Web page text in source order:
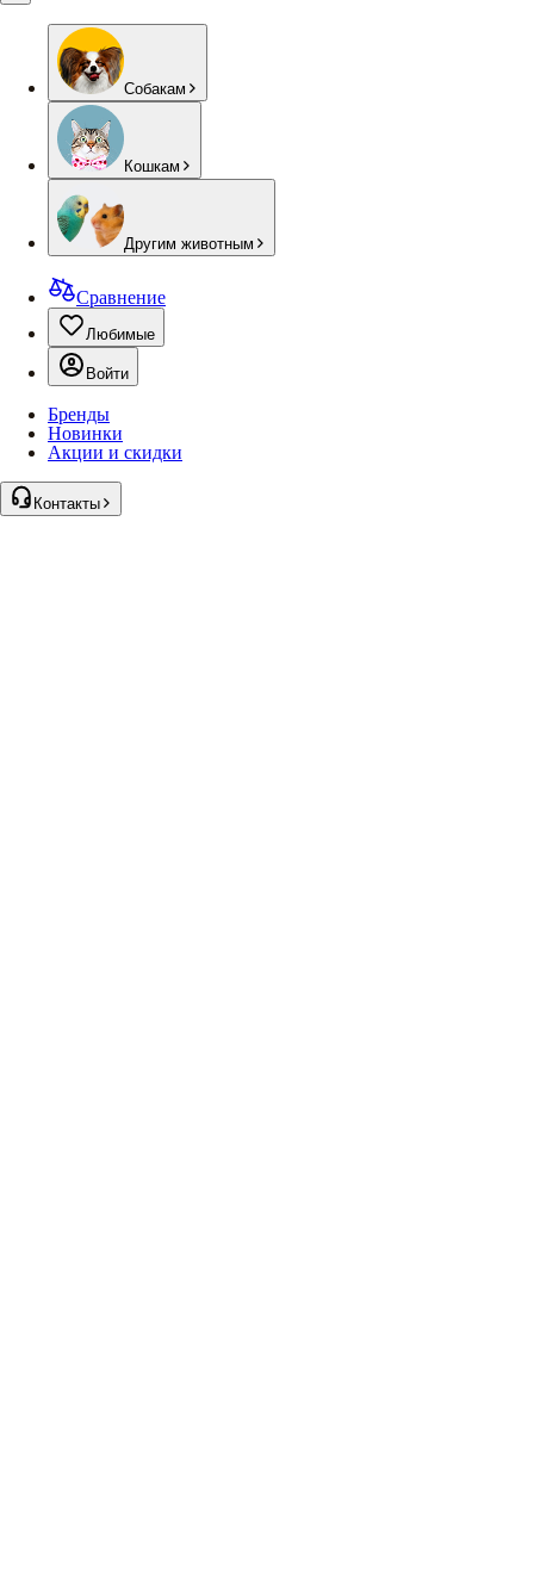
Собакам
Кошкам
Другим животным
Сравнение
Любимые
Войти
Бренды
Новинки
Акции и скидки
Контакты